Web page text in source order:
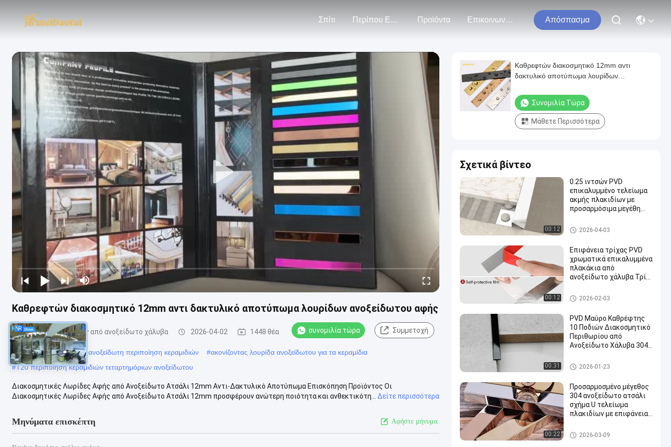
Σπίτι Περίπου Εμείς Προϊόντα Επικοινωνήστε Μαζί Μας Απόσπασμα
Καθρεφτών διακοσμητικό 12mm αντι δακτυλικό αποτύπωμα λουρίδων ανοξείδωτου αφής
επένδυση πλακιδίων από ανοξείδωτο χάλυβα 2026-04-02 1448 θέα συνομιλία τώρα Συμμετοχή
#Το PVC βούρτσισε την ανοξείδωτη περιποίηση κεραμιδιών #ακονίζοντας λουρίδα ανοξείδωτου για τα κεραμίδια
#T20 περιποίηση κεραμιδιών τεταρτημόριων ανοξείδωτου
Διακοσμητικές Λωρίδες Αφής από Ανοξείδωτο Ατσάλι 12mm Αντι-Δακτυλικό Αποτύπωμα Επισκόπηση Προϊόντος Οι
Διακοσμητικές Λωρίδες Αφής από Ανοξείδωτο Ατσάλι 12mm προσφέρουν ανώτερη ποιότητα και ανθεκτικότη...
Δείτε περισσότερα
Μηνύματα επισκέπτη Αφήστε μήνυμα.
Καθρεφτών διακοσμητικό 12mm αντι
δακτυλικό αποτύπωμα λουρίδων
Συνομιλία Τώρα
Μάθετε Περισσότερα
Σχετικά βίντεο
00:12
0.25 ιντσών PVD
επικαλυμμένο τελείωμα
ακμής πλακιδίων με
προσαρμόσιμα μεγέθη
επένδυση πλακιδίων από ανο
ξείδωτο χάλυβα
2026-04-03
00:12
Επιφάνεια τρίχας PVD
χρωματικά επικαλυμμένα
πλακάκια από
ανοξείδωτο χάλυβα Τρίμ
επένδυση πλακιδίων από ανο
ξείδωτο χάλυβα
2026-02-03
00:31
PVD Μαύρο Καθρέφτης
10 Ποδιών Διακοσμητικό
Περιθωρίου από
Ανοξείδωτο Χάλυβα 304
επένδυση πλακιδίων από ανο
ξείδωτο χάλυβα
2026-01-23
00:22
Προσαρμοσμένο μέγεθος
304 ανοξείδωτο ατσάλι
σχήμα U τελείωμα
πλακιδίων με επιφάνεια
επένδυση πλακιδίων από ανο
ξείδωτο χάλυβα
2026-03-09